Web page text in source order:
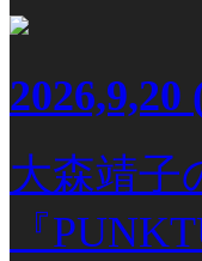
2026,9,20
大森靖子
『